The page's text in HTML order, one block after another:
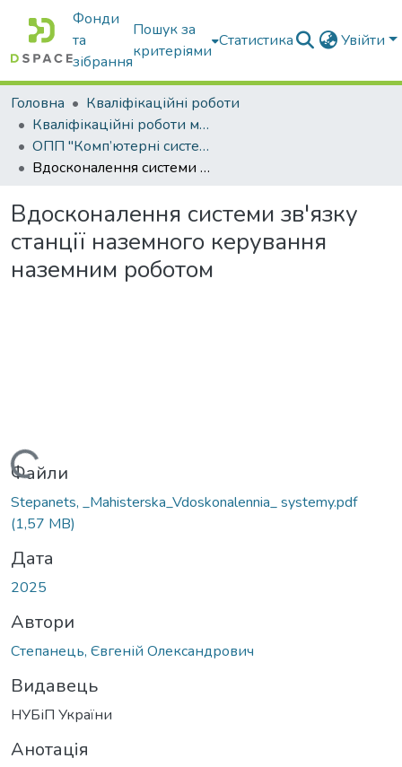
Фонди
та
зібрання
Пошук за
критеріями
Статистика Увійти
Головна
Кваліфікаційні роботи
Кваліфікаційні роботи магістрів
ОПП "Комп’ютерні системи і мережі"
Вдосконалення системи зв'язку станції наземного керування наземним роботом
Вдосконалення системи зв'язку
станції наземного керування
наземним роботом
Файли
Stepanets, _Mahisterska_Vdoskonalennia_ systemy.pdf
(1,57 MB)
Дата
2025
Автори
Степанець, Євгеній Олександрович
Видавець
НУБіП України
Анотація